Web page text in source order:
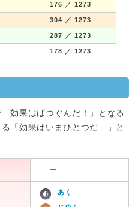
176 ／ 1273
304 ／ 1273
287 ／ 1273
178 ／ 1273
効果はばつぐんだ！」となる
「効果はいまひとつだ…」と
ー
あく